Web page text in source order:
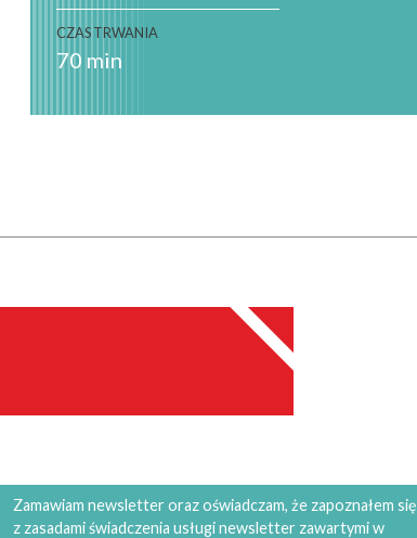
CZAS TRWANIA
70 min
Zamawiam newsletter oraz oświadczam, że zapoznałem się
z zasadami świadczenia usługi newsletter zawartymi w